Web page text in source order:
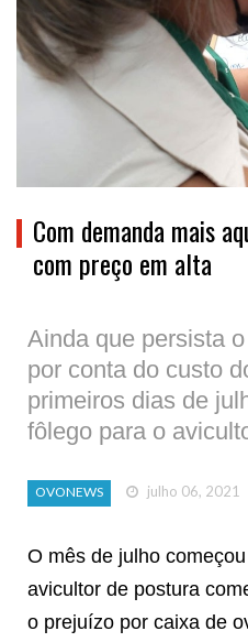
Com demanda mais
com preço em alta
Ainda que persista
por conta do custo
primeiros dias de
fôlego para o
OVONEWS julho 06, 2021
O mês de julho
avicultor de postura
o prejuízo por caixa de